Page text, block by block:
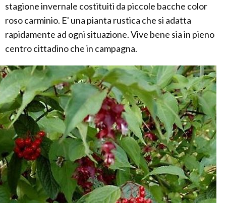
stagione invernale costituiti da piccole bacche color
roso carminio. E' una pianta rustica che si adatta
rapidamente ad ogni situazione. Vive bene sia in pieno
centro cittadino che in campagna.